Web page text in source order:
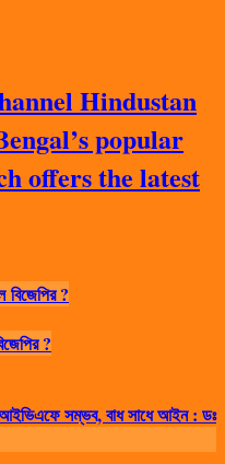
Hindustan
popular
offers the latest
?